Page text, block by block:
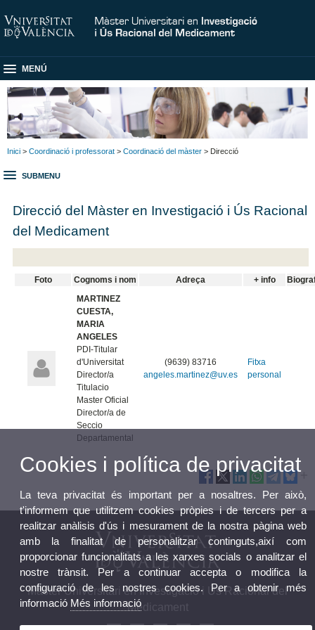
MENÚ
Inici > Coordinació i professorat > Coordinació del màster > Direcció
SUBMENU
Direcció del Màster en Investigació i Ús Racional
del Medicament
Foto Cognoms i nom Adreça + info
MARTINEZ
CUESTA,
MARIA
ANGELES
PDI-Titular
d'Universitat
Director/a
Titulacio
Master Oficial
Director/a de
Seccio
Departamental
(9639) 83716
angeles.martinez@uv.es
Fitxa
personal
Màster Universitari en Investigació i Ús Racional del
Medicament
Cookies i política de privacitat
La teva privacitat és important per a nosaltres. Per això,
t'informem que utilitzem cookies pròpies i de tercers per a
realitzar anàlisis d'ús i mesurament de la nostra pàgina web
amb la finalitat de personalitzar continguts,així com
proporcionar funcionalitats a les xarxes socials o analitzar el
nostre trànsit. Per a continuar accepta o modifica la
configuració de les nostres cookies. Per a obtenir més
informació Més informació